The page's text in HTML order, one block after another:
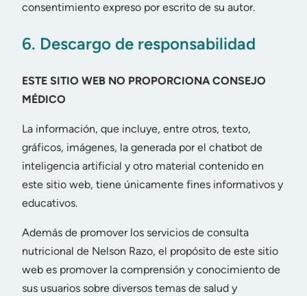
consentimiento expreso por escrito de su autor.
6. Descargo de responsabilidad
ESTE SITIO WEB NO PROPORCIONA CONSEJO
MÉDICO
La información, que incluye, entre otros, texto,
gráficos, imágenes, la generada por el chatbot de
inteligencia artificial y otro material contenido en
este sitio web, tiene únicamente fines informativos y
educativos.
Además de promover los servicios de consulta
nutricional de Nelson Razo, el propósito de este sitio
web es promover la comprensión y conocimiento de
sus usuarios sobre diversos temas de salud y